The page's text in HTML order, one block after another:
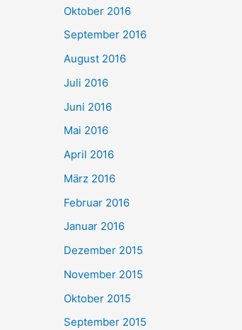
Oktober 2016
September 2016
August 2016
Juli 2016
Juni 2016
Mai 2016
April 2016
März 2016
Februar 2016
Januar 2016
Dezember 2015
November 2015
Oktober 2015
September 2015